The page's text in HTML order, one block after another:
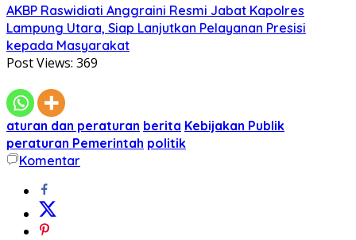
AKBP Raswidiati Anggraini Resmi Jabat Kapolres
Lampung Utara, Siap Lanjutkan Pelayanan Presisi
kepada Masyarakat
Post Views: 369
aturan dan peraturan berita Kebijakan Publik
peraturan Pemerintah politik
Komentar